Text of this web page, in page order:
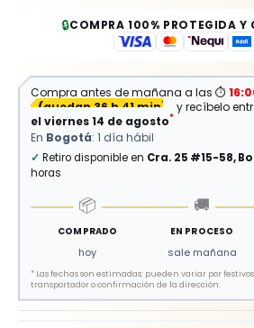
🔒COMPRA 100% PROTEGIDA Y
Compra antes de mañana a las ⏱
(quedan 36 h 41 min) y recíbelo
el viernes 14 de agosto*
En Bogotá: 1 día hábil
✓ Retiro disponible en Cra. 25 #15-58,
horas
📦
COMPRADO
hoy
🚚
EN PROCESO
sale mañana
* Las fechas son estimadas: pueden variar por
transportador o confirmación de la dirección.